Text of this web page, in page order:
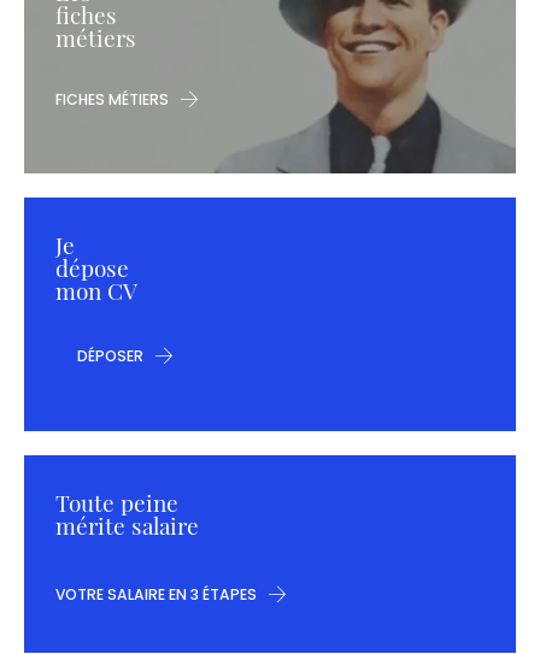
fiches
métiers
FICHES MÉTIERS
Je
dépose
mon CV
DÉPOSER
Toute peine
mérite salaire
VOTRE SALAIRE EN 3 ÉTAPES